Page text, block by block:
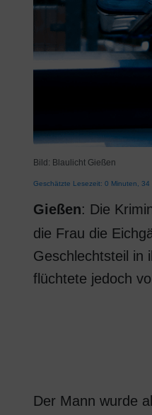
Bild: Blaulicht Gießen
Geschätzte Lesezeit: 0 Minuten, 34
Gießen: Die
die Frau die
Geschlechtsteil in
flüchtete jedoch
Der Mann wurde